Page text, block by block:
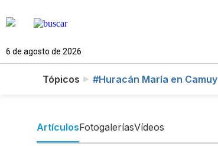
6 de agosto de 2026
Tópicos #Huracán María en Camuy
ArtículosFotogaleríasVídeos